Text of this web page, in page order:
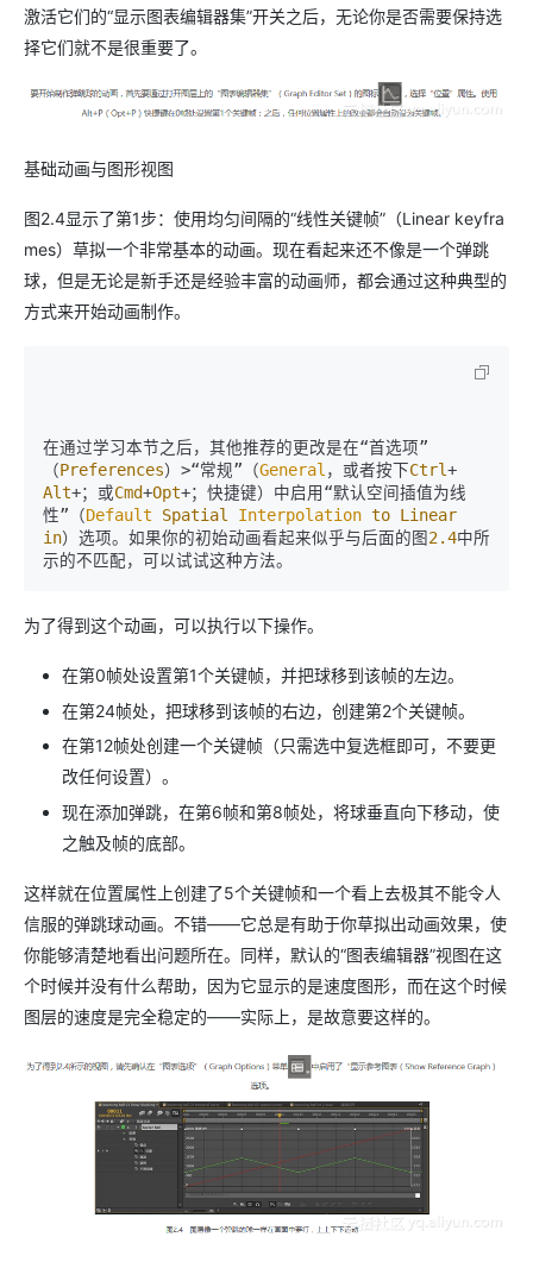
激活它们的“显示图表编辑器集”开关之后，无论你是否需要保持选
择它们就不是很重要了。
基础动画与图形视图
图2.4显示了第1步：使用均匀间隔的“线性关键帧”（Linear keyfra
mes）草拟一个非常基本的动画。现在看起来还不像是一个弹跳
球，但是无论是新手还是经验丰富的动画师，都会通过这种典型的
方式来开始动画制作。
在通过学习本节之后，其他推荐的更改是在“首选项”
（Preferences） >“常规”（General ，或者按下Ctrl+
Alt+；或Cmd+Opt+；快捷键）中启用“默认空间插值为线
性”（Default Spatial Interpolation to Linear
in）选项。如果你的初始动画看起来似乎与后面的图2.4中所
为了得到这个动画，可以执行以下操作。
在第0帧处设置第1个关键帧，并把球移到该帧的左边。
在第24帧处，把球移到该帧的右边，创建第2个关键帧。
在第12帧处创建一个关键帧（只需选中复选框即可，不要更
改任何设置）。
现在添加弹跳，在第6帧和第8帧处，将球垂直向下移动，使
之触及帧的底部。
这样就在位置属性上创建了5个关键帧和一个看上去极其不能令人
信服的弹跳球动画。不错——它总是有助于你草拟出动画效果，使
你能够清楚地看出问题所在。同样，默认的“图表编辑器”视图在这
个时候并没有什么帮助，因为它显示的是速度图形，而在这个时候
图层的速度是完全稳定的——实际上，是故意要这样的。